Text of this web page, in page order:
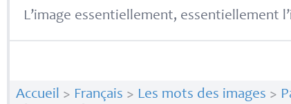
L’image essentiellement, essentiellement
Accueil > Français > Les mots des images >